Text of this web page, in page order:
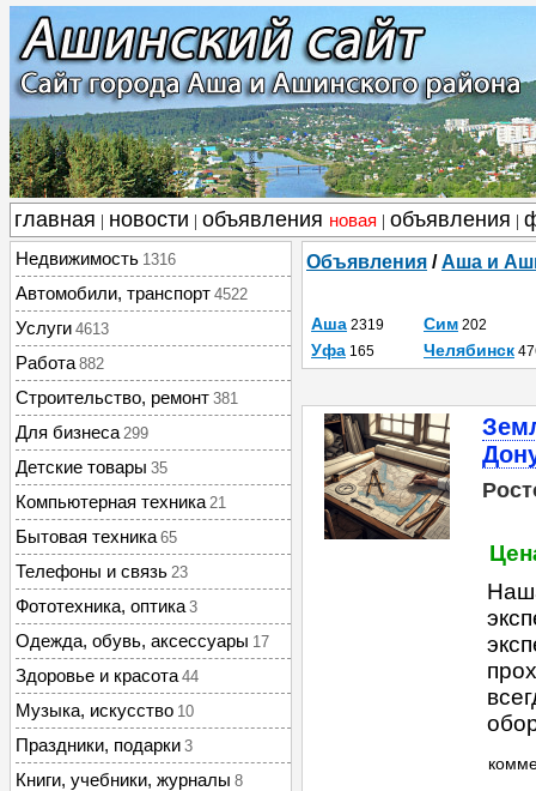
главная новости объявления новая объявления
Недвижимость 1316
Автомобили, транспорт 4522
Услуги 4613
Работа 882
Строительство, ремонт 381
Для бизнеса 299
Детские товары 35
Компьютерная техника 21
Бытовая техника 65
Телефоны и связь 23
Фототехника, оптика 3
Одежда, обувь, аксессуары 17
Здоровье и красота 44
Музыка, искусство 10
Праздники, подарки 3
Книги, учебники, журналы 8
Объявления /Аша и
Аша 2319 Сим 202
Уфа 165 Челябинск